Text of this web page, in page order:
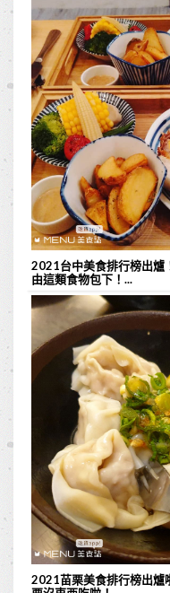
2021台中美食排行榜出爐
由這類食物包下！...
2021苗栗美食排行榜出爐